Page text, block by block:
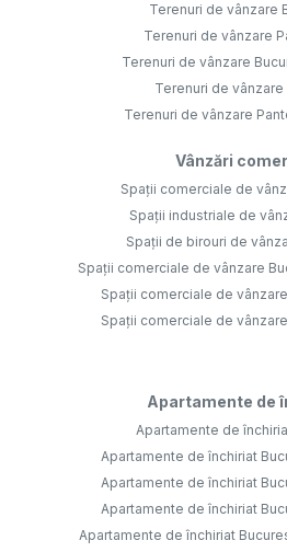
Terenuri de vânzare
Terenuri de vânzare
Terenuri de vânzare
Terenuri de vânzare
Terenuri de vânzare
Vânzări
Spații comerciale de
Spații industriale de
Spații de birouri de
Spații comerciale de vânzare
Spații comerciale de
Spații comerciale de
Apartamente de
Apartamente de
Apartamente de închiriat
Apartamente de închiriat
Apartamente de închiriat
Apartamente de închiriat